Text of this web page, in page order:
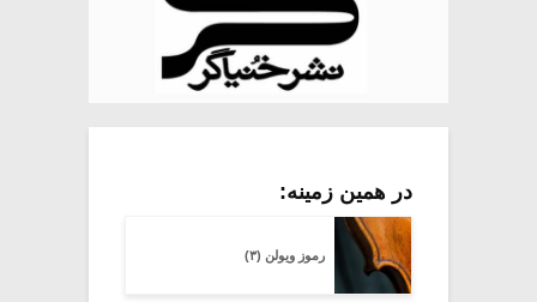
در همین زمینه:
رموز ویولن (۳)